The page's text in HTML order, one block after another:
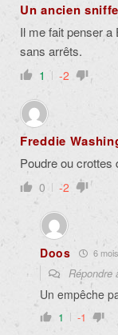
Un ancien
Il me fait penser
sans arrêts.
1 -2
Freddie
Poudre ou crottes
0 -2
Doos 6
Répondre
Un empêche
1 -1